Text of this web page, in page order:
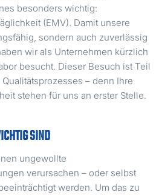
besonders wichtig:
(EMV). Damit unsere
sondern auch zuverlässig
wir als Unternehmen kürzlich
besucht. Dieser Besuch ist Teil
– denn Ihre
stehen für uns an erster Stelle.
SIND
ungewollte
verursachen – oder selbst
werden. Um das zu